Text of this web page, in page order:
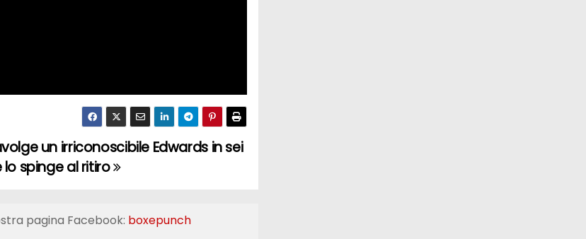
un irriconoscibile Edwards in sei
lo spinge al ritiro
pagina Facebook: boxepunch